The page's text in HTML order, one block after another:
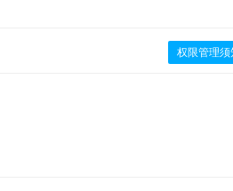
权限管理须